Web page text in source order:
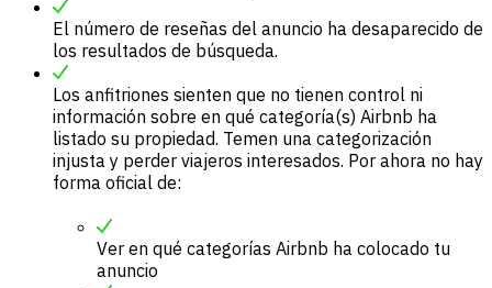
El número de reseñas del anuncio ha desaparecido de
los resultados de búsqueda.
Los anfitriones sienten que no tienen control ni
información sobre en qué categoría(s) Airbnb ha
listado su propiedad. Temen una categorización
injusta y perder viajeros interesados. Por ahora no hay
forma oficial de:
Ver en qué categorías Airbnb ha colocado tu
anuncio